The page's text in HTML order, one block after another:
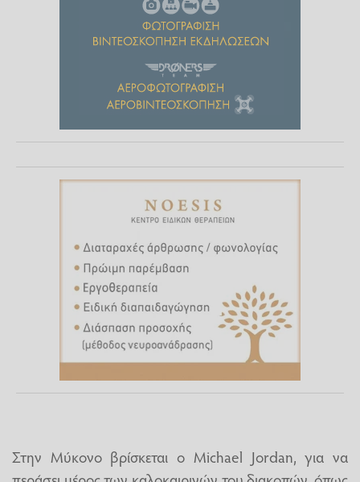
Στην Μύκονο βρίσκεται ο Michael Jordan, για να